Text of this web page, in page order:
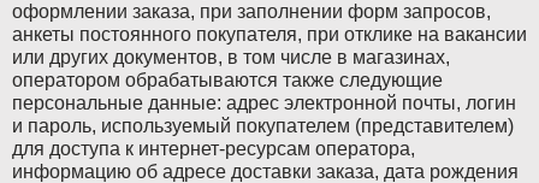
оформлении заказа, при заполнении форм запросов,
анкеты постоянного покупателя, при отклике на вакансии
или других документов, в том числе в магазинах,
оператором обрабатываются также следующие
персональные данные: адрес электронной почты, логин
и пароль, используемый покупателем (представителем)
для доступа к интернет-ресурсам оператора,
информацию об адресе доставки заказа, дата рождения
Opel (PSA)
Peugeot
Peugeot PSA
Pontiac
Opel (PSA)
Peugeot
Peugeot PSA
Pontiac